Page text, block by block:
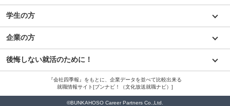
学生の方
企業の方
後悔しない就活のために！
『会社四季報』をもとに、企業データを並べて比較出来る
就職情報サイト[ブンナビ！（文化放送就職ナビ）]
©BUNKAHOSO Career Partners Co.,Ltd.